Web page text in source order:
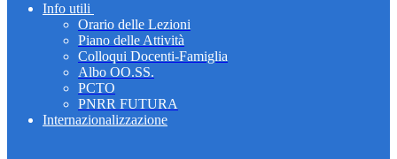
Info utili
Orario delle Lezioni
Piano delle Attività
Colloqui Docenti-Famiglia
Albo OO.SS.
PCTO
PNRR FUTURA
Internazionalizzazione